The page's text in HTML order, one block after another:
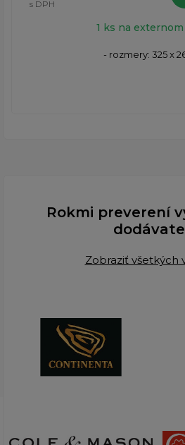
s DPH
1 ks na
- rozmery: 325 x
Rokmi preverení
Zobraziť všetkých